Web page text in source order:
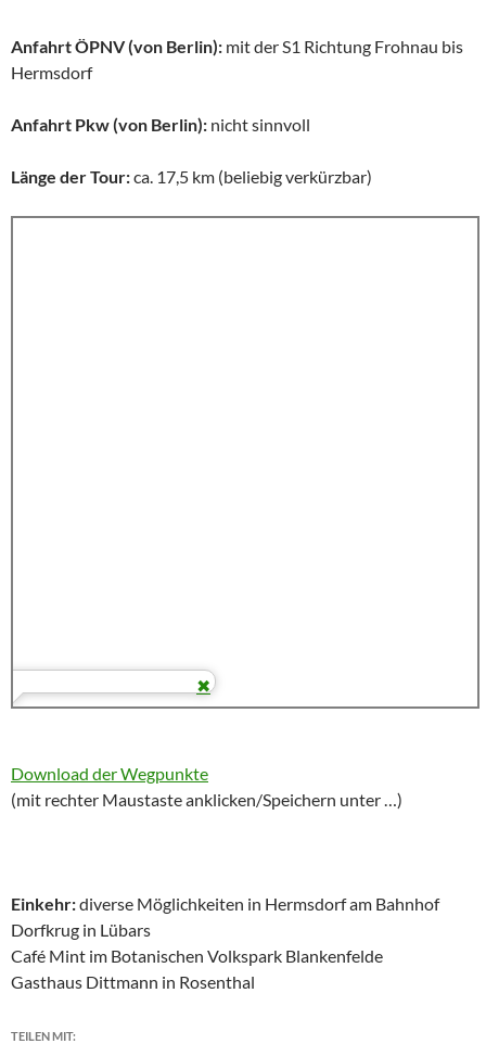
Anfahrt ÖPNV (von Berlin): mit der S1 Richtung Frohnau bis
Hermsdorf
Anfahrt Pkw (von Berlin): nicht sinnvoll
Länge der Tour:ca. 17,5 km (beliebig verkürzbar)
Download der Wegpunkte
(mit rechter Maustaste anklicken/Speichern unter …)
Einkehr:diverse Möglichkeiten in Hermsdorf am Bahnhof
Dorfkrug in Lübars
Café Mint im Botanischen Volkspark Blankenfelde
Gasthaus Dittmann in Rosenthal
TEILEN MIT: